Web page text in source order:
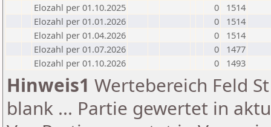
Elozahl per 01.10.2025
0
1514
Elozahl per 01.01.2026
0
1514
Elozahl per 01.04.2026
0
1514
Elozahl per 01.07.2026
0
1477
Elozahl per 01.10.2026
0 1493
Hinweis1 Wertebereich Feld
blank ... Partie gewertet in